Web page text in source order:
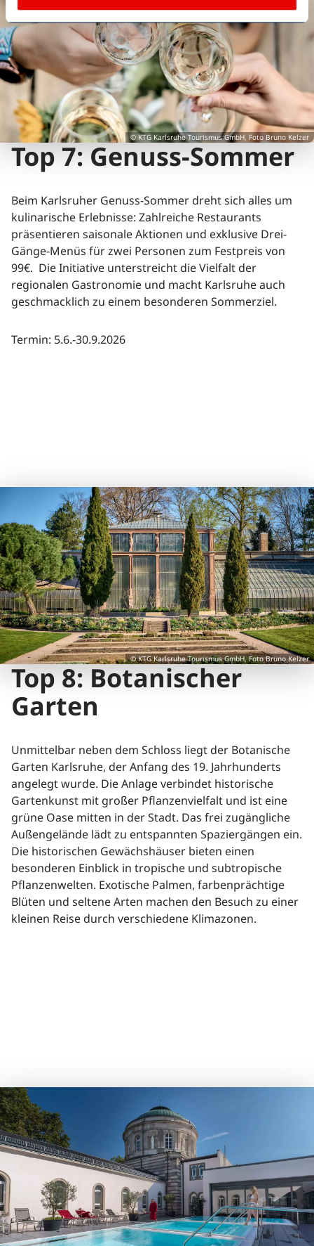
Top 7: Genuss-Sommer
Beim Karlsruher Genuss-Sommer dreht sich alles um
kulinarische Erlebnisse: Zahlreiche Restaurants
präsentieren saisonale Aktionen und exklusive Drei-
Gänge-Menüs für zwei Personen zum Festpreis von
99€. Die Initiative unterstreicht die Vielfalt der
regionalen Gastronomie und macht Karlsruhe auch
geschmacklich zu einem besonderen Sommerziel.
Termin: 5.6.-30.9.2026
© KTG Karlsruhe Tourismus GmbH, Foto Bruno Kelzer
Top 8: Botanischer
Garten
Unmittelbar neben dem Schloss liegt der Botanische
Garten Karlsruhe, der Anfang des 19. Jahrhunderts
angelegt wurde. Die Anlage verbindet historische
Gartenkunst mit großer Pflanzenvielfalt und ist eine
grüne Oase mitten in der Stadt. Das frei zugängliche
Außengelände lädt zu entspannten Spaziergängen ein.
Die historischen Gewächshäuser bieten einen
besonderen Einblick in tropische und subtropische
Pflanzenwelten. Exotische Palmen, farbenprächtige
Blüten und seltene Arten machen den Besuch zu einer
kleinen Reise durch verschiedene Klimazonen.
© KTG Karlsruhe Tourismus GmbH, Foto Bruno Kelzer